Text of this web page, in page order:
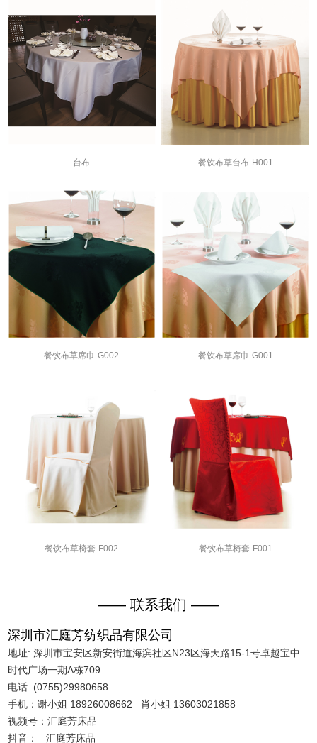
台布 餐饮布草台布-H001
餐饮布草席巾-G002 餐饮布草席巾-G001
餐饮布草椅套-F002 餐饮布草椅套-F001
—— 联系我们 ——
深圳市汇庭芳纺织品有限公司
地址: 深圳市宝安区新安街道海滨社区N23区海天路15-1号卓越宝中
时代广场一期A栋709
电话: (0755)29980658
手机：谢小姐 18926008662 肖小姐 13603021858
视频号：汇庭芳床品
抖音： 汇庭芳床品